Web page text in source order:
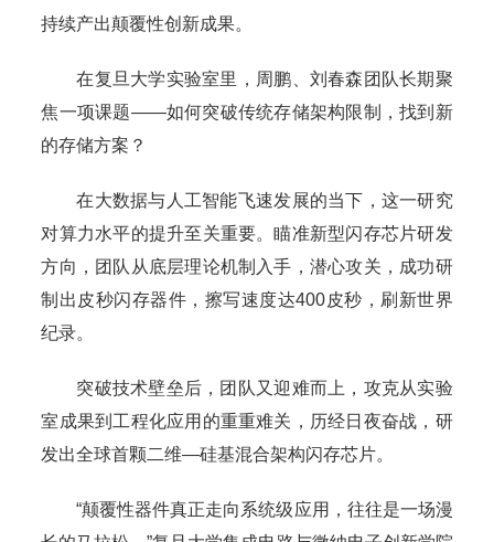
持续产出颠覆性创新成果。
在复旦大学实验室里，周鹏、刘春森团队长期聚
焦一项课题——如何突破传统存储架构限制，找到新
的存储方案？
在大数据与人工智能飞速发展的当下，这一研究
对算力水平的提升至关重要。瞄准新型闪存芯片研发
方向，团队从底层理论机制入手，潜心攻关，成功研
制出皮秒闪存器件，擦写速度达400皮秒，刷新世界
纪录。
突破技术壁垒后，团队又迎难而上，攻克从实验
室成果到工程化应用的重重难关，历经日夜奋战，研
发出全球首颗二维—硅基混合架构闪存芯片。
“颠覆性器件真正走向系统级应用，往往是一场漫